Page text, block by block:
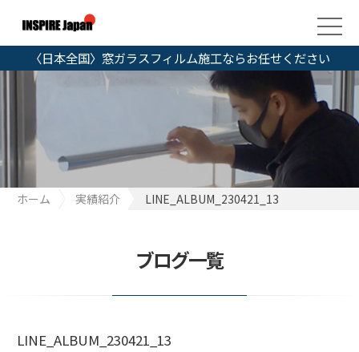
〈日本全国〉窓ガラスフィルム施工ならお任せください
ホーム 実績紹介 LINE_ALBUM_230421_13
ブログ一覧
LINE_ALBUM_230421_13